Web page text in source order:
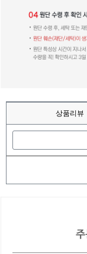
상품리뷰